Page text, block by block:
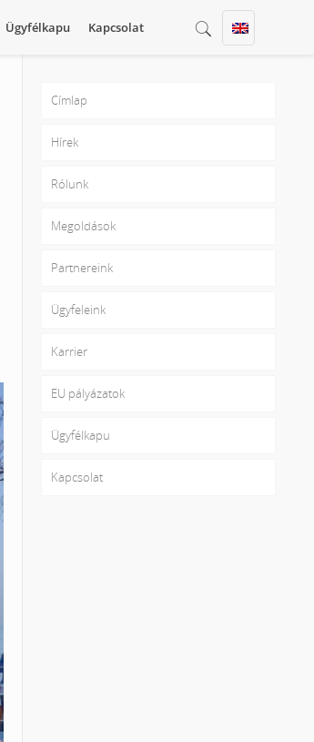
Ügyfélkapu Kapcsolat
Címlap
Hírek
Rólunk
Megoldások
Partnereink
Ügyfeleink
Karrier
EU pályázatok
Ügyfélkapu
Kapcsolat